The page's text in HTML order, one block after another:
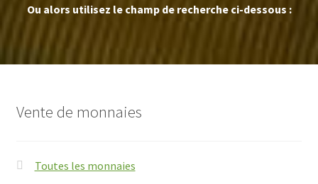
Ou alors utilisez le champ de recherche ci-dessous :
Vente de monnaies
Toutes les monnaies